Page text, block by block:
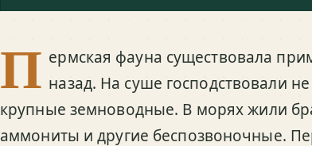
П ермская фауна существовала
назад. На суше господствовали
крупные земноводные. В морях жили
аммониты и другие беспозвоночные.